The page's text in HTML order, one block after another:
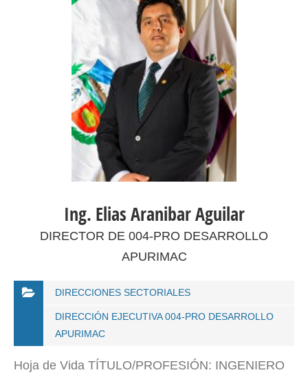
Ing. Elias Aranibar Aguilar
DIRECTOR DE 004-PRO DESARROLLO
APURIMAC
DIRECCIONES SECTORIALES
DIRECCIÓN EJECUTIVA 004-PRO DESARROLLO
APURIMAC
Hoja de Vida TÍTULO/PROFESIÓN: INGENIERO